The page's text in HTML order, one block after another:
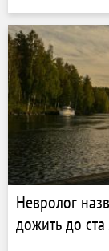
Невролог
дожить до ста